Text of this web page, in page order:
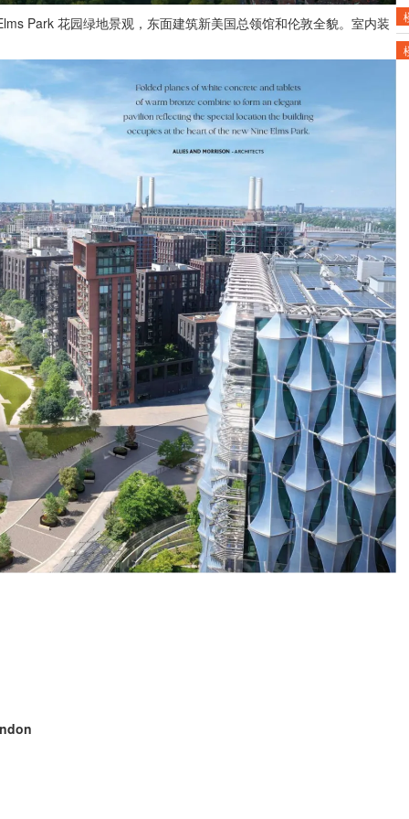
Park 花园绿地景观，东面建筑新美国总领馆和伦敦全貌。室内装